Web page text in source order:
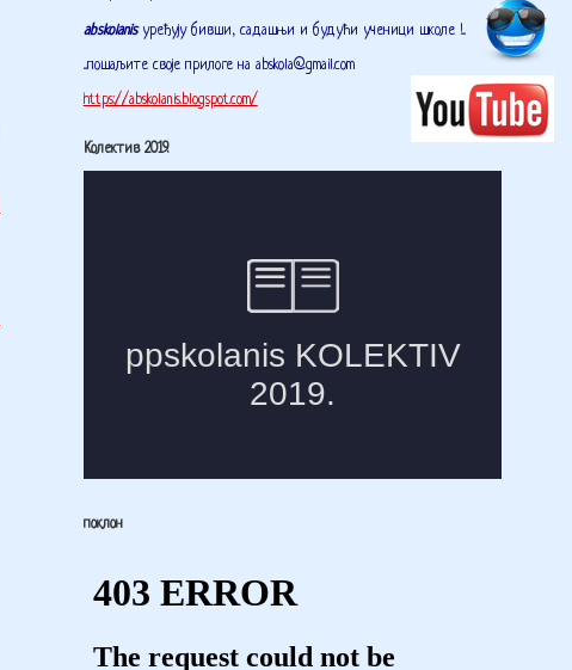
abskolanisуређују бивши, садашњи и будући ученици школе !...
...пошаљите своје прилоге на abskola@gmail.com
https://abskolanis.blogspot.com/
Колектив 2019.
поклон